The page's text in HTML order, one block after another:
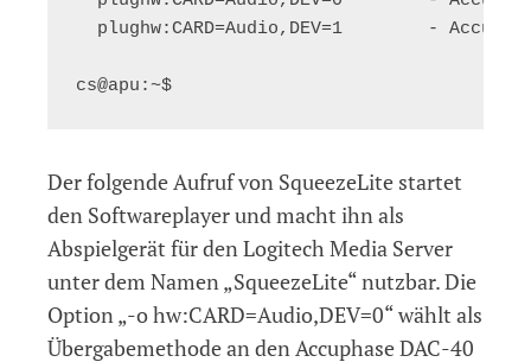
plughw:CARD=Audio,DEV=1        -
Der folgende Aufruf von SqueezeLite startet
den Softwareplayer und macht ihn als
Abspielgerät für den Logitech Media Server
unter dem Namen „SqueezeLite“ nutzbar. Die
Option „-o hw:CARD=Audio,DEV=0“ wählt als
Übergabemethode an den Accuphase DAC-40